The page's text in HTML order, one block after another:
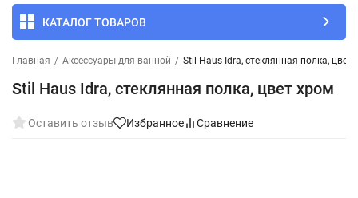
КАТАЛОГ ТОВАРОВ
Главная / Аксессуары для ванной / Stil Haus Idra, стеклянная полка, цвет
Stil Haus Idra, стеклянная полка, цвет хром
Оставить отзыв Избранное Сравнение